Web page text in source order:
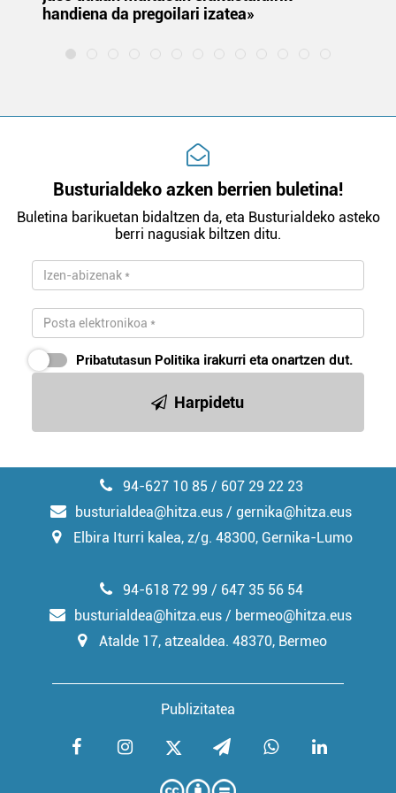
handiena da pregoilari izatea»
Busturialdeko azken berrien buletina!
Buletina barikuetan bidaltzen da, eta Busturialdeko asteko
berri nagusiak biltzen ditu.
Pribatutasun Politika irakurri eta onartzen dut.
Harpidetu
94-627 10 85 / 607 29 22 23
busturialdea@hitza.eus / gernika@hitza.eus
Elbira Iturri kalea, z/g. 48300, Gernika-Lumo
Publizitatea
94-618 72 99 / 647 35 56 54
busturialdea@hitza.eus / bermeo@hitza.eus
Atalde 17, atzealdea. 48370, Bermeo